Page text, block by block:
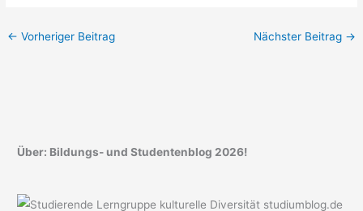
← Vorheriger Beitrag Nächster Beitrag →
Über: Bildungs- und Studentenblog 2026!